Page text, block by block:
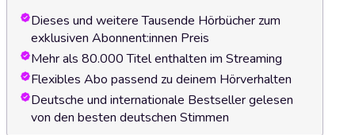
Dieses und weitere Tausende Hörbücher zum
exklusiven Abonnent:innen Preis
Mehr als 80.000 Titel enthalten im Streaming
Flexibles Abo passend zu deinem Hörverhalten
Deutsche und internationale Bestseller gelesen
von den besten deutschen Stimmen